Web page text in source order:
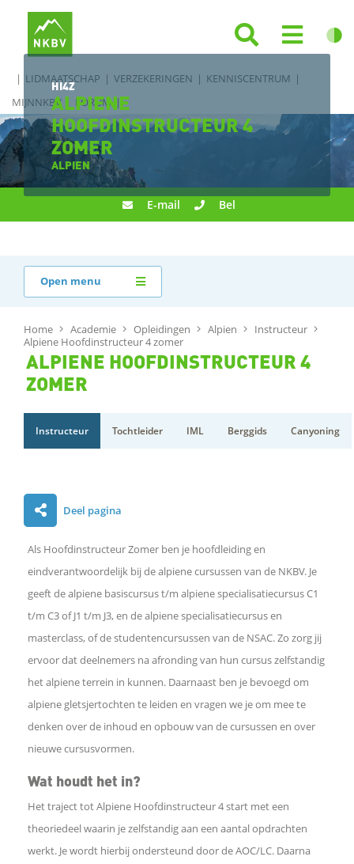
LIDMAATSCHAP VERZEKERINGEN
KENNISCENTRUM
MIJNNKBV
FORUM
E-mail Bel
HI4Z
ALPIENE
HOOFDINSTRUCTEUR 4
ZOMER
ALPIEN
Open menu
Home Academie Opleidingen Alpien
Instructeur
Alpiene Hoofdinstructeur 4 zomer
ALPIENE HOOFDINSTRUCTEUR 4
ZOMER
Instructeur Tochtleider IML Berggids Canyoning
Deel pagina
e
e
n
p
F
c
e
b
o
o
D
e
n
p
L
Als Hoofdinstructeur Zomer ben je hoofdleiding en
eindverantwoordelijk bij de alpiene cursussen van de NKBV. Je
geeft de alpiene basiscursus t/m alpiene specialisatiecursus C1
t/m C3 of J1 t/m J3, en de alpiene specialisatiecursus en
masterclass, of de studentencursussen van de NSAC. Zo zorg jij
ervoor dat deelnemers na afronding van hun cursus zelfstandig
het alpiene terrein in kunnen. Daarnaast ben je bevoegd om
alpiene gletsjertochten te leiden en vragen we je om mee te
denken over de inhoud en opbouw van de cursussen en over
nieuwe cursusvormen.
Wat houdt het in?
Het traject tot Alpiene Hoofdinstructeur 4 start met een
theoriedeel waarin je zelfstandig aan een aantal opdrachten
werkt. Je wordt hierbij ondersteund door de AOC/LC. Daarna